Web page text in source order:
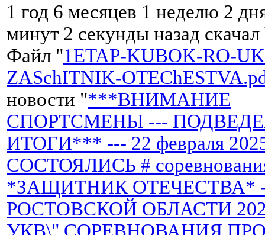
1 год 6 месяцев 1 неделю 2
минут 2 секунды назад скачал
Файл "1ETAP-KUBOK-RO-
ZASchITNIK-
новости "***ВНИМАНИЕ
СПОРТСМЕНЫ ---
ИТОГИ*** --- 22 февраля
СОСТОЯЛИСЬ #
*ЗАЩИТНИК ОТЕЧЕСТВА*
РОСТОВСКОЙ ОБЛАСТИ 2025
УКВ\" СОРЕВНОВАНИЯ